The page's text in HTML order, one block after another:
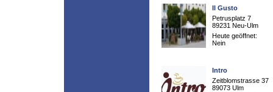
Il Gusto
Petrusplatz 7
89231 Neu-Ulm
Heute geöffnet:
Nein
Intro
Zeitblomstrasse 37
89073 Ulm